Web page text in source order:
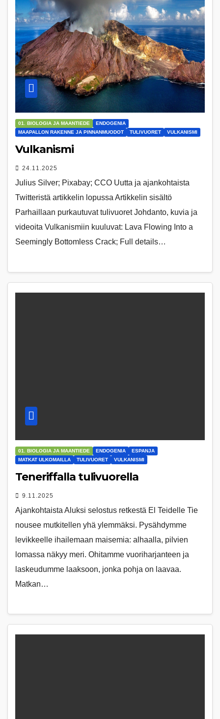
01. BIOLOGIA JA MAANTIEDE
ENDOGENIA
MAAPALLON RAKENNE JA PINNANMUODOT
TULIVUORET VULKANISMI
Vulkanismi
24.11.2025
Julius Silver; Pixabay; CCO Uutta ja ajankohtaista
Twitteristä artikkelin lopussa Artikkelin sisältö
Parhaillaan purkautuvat tulivuoret Johdanto, kuvia ja
videoita Vulkanismiin kuuluvat: Lava Flowing Into a
Seemingly Bottomless Crack; Full details…
01. BIOLOGIA JA MAANTIEDE ENDOGENIA
ESPANJA
MATKAT ULKOMAILLA
TULIVUORET VULKANISMI
Teneriffalla tulivuorella
9.11.2025
Ajankohtaista Aluksi selostus retkestä El Teidelle Tie
nousee mutkitellen yhä ylemmäksi. Pysähdymme
levikkeelle ihailemaan maisemia: alhaalla, pilvien
lomassa näkyy meri. Ohitamme vuoriharjanteen ja
laskeudumme laaksoon, jonka pohja on laavaa.
Matkan…